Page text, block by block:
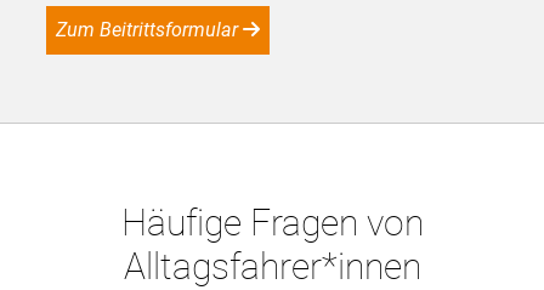
Zum Beitrittsformular
Häufige Fragen von
Alltagsfahrer*innen